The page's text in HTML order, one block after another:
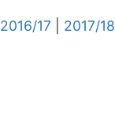
2016/17 2017/18